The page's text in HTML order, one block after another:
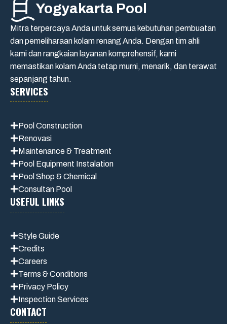
Yogyakarta Pool
Mitra terpercaya Anda untuk semua kebutuhan pembuatan
dan pemeliharaan kolam renang Anda. Dengan tim ahli
kami dan rangkaian layanan komprehensif, kami
memastikan kolam Anda tetap murni, menarik, dan terawat
sepanjang tahun.
SERVICES
Pool Construction
Renovasi
Maintenance& Treatment
Pool Equipment Instalation
Pool Shop & Chemical
Consultan Pool
USEFUL LINKS
Style Guide
Credits
Careers
Terms & Conditions
Privacy Policy
Inspection Services
CONTACT